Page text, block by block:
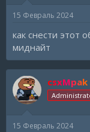
м
а
15 Февраль 2024
как снести этот
миднайт
csxMpak
15 Февраль 2024